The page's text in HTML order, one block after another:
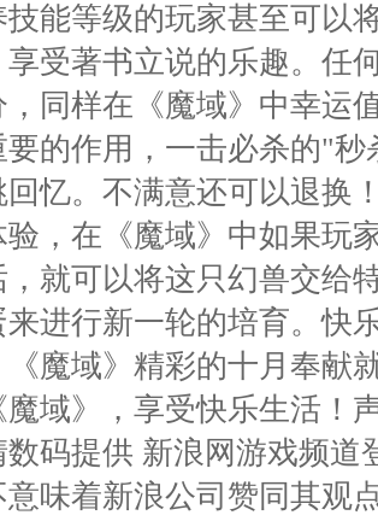
能等级的玩家甚至可以
受著书立说的乐趣。任
同样在《魔域》中幸运
的作用，一击必杀的"
忆。不满意还可以退换
，在《魔域》中如果玩
就可以将这只幻兽交给
进行新一轮的培育。快
《魔域》精彩的十月奉献
魔域》，享受快乐生活！
码提供 新浪网游戏频道
意味着新浪公司赞同其观